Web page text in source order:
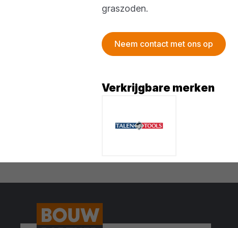
graszoden.
Neem contact met ons op
Verkrijgbare merken